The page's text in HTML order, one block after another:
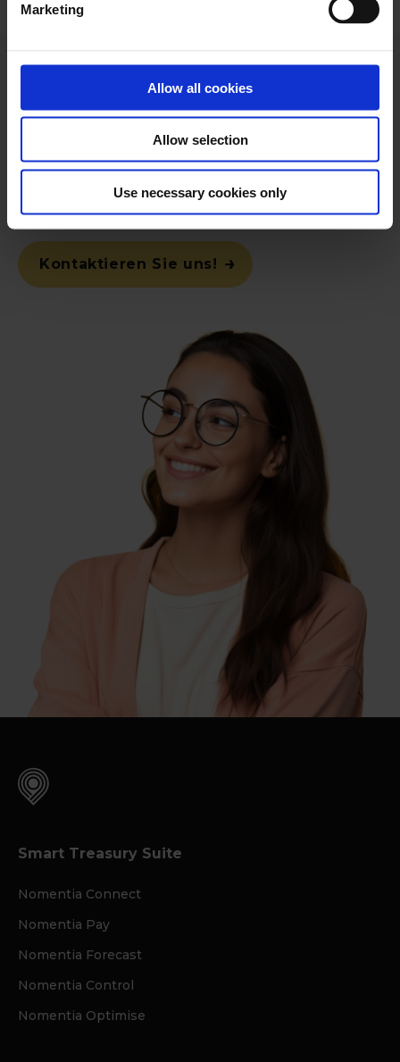
Marketing
Allow all cookies
Allow selection
Use necessary cookies only
Ein besseresTreasury-
Management beginnt mit
unterstützen können.
Kontaktieren Sie uns!
Smart Treasury Suite
Nomentia Connect
Nomentia Pay
Nomentia Forecast
Nomentia Control
Nomentia Optimise